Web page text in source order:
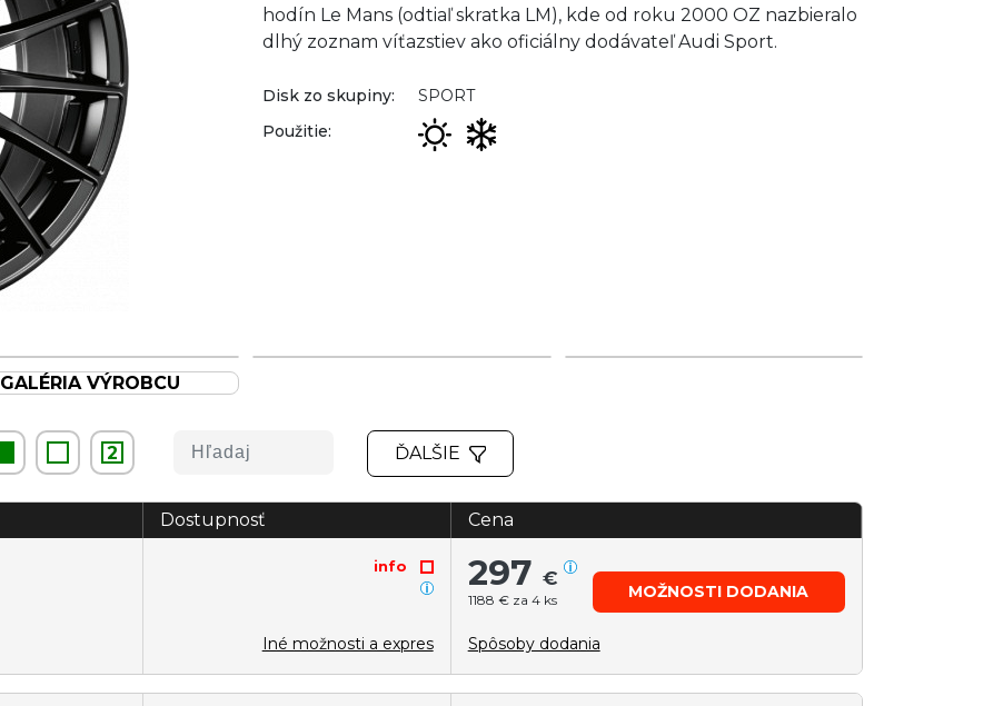
hodín Le Mans (odtiaľ skratka LM), kde od roku 2000 OZ nazbieralo
dlhý zoznam víťazstiev ako oficiálny dodávateľ Audi Sport.
Disk zo skupiny:
SPORT
Použitie:
GALÉRIA VÝROBCU
2 ĎALŠIE
Dostupnosť
info
Iné možnosti a expres
Cena
297 €
1188 € za 4 ks MOŽNOSTI DODANIA
Spôsoby dodania